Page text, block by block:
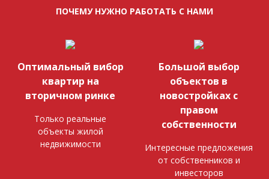
ПОЧЕМУ НУЖНО РАБОТАТЬ С НАМИ
Оптимальный вибор
квартир на
вторичном ринке
Только реальные
объекты жилой
недвижимости
Большой выбор
объектов в
новостройках с
правом
собственности
Интересные предложения
от собственников и
инвесторов